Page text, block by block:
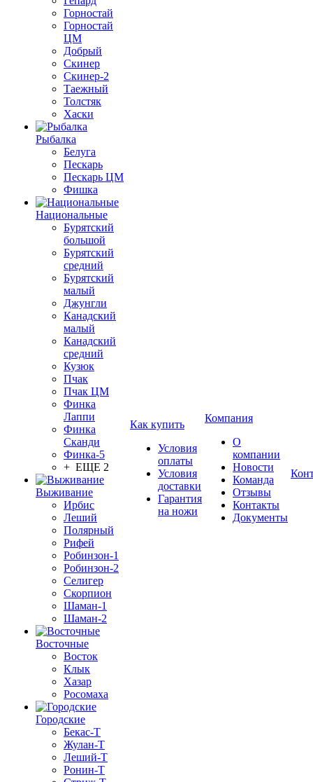
Горностай
Горностай
ЦМ
Добрый
Скинер
Скинер-2
Таежный
Толстяк
Хаски
Рыбалка
Белуга
Пескарь
Пескарь ЦМ
Фишка
Национальные
Бурятский
большой
Бурятский
средний
Бурятский
малый
Джунгли
Канадский
малый
Канадский
средний
Кузюк
Пчак
Пчак ЦМ
Финка
Лаппи
Финка
Сканди
Финка-5
+ ЕЩЕ 2
Выживание
Ирбис
Леший
Полярный
Рифей
Робинзон-1
Робинзон-2
Селигер
Скорпион
Шаман-1
Шаман-2
Восточные
Восток
Клык
Хазар
Росомаха
Городские
Бекас-Т
Жулан-Т
Леший-Т
Ронин-Т
Как купить
Условия
оплаты
Условия
доставки
Гарантия
на ножи
Компания
О
компании
Новости
Команда
Отзывы
Контакты
Документы